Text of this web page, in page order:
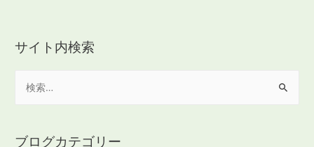
サイト内検索
ブログカテゴリー